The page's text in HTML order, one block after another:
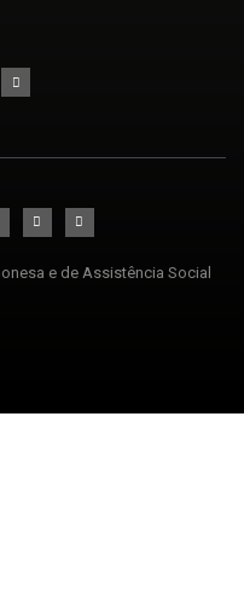
e de Assistência Social